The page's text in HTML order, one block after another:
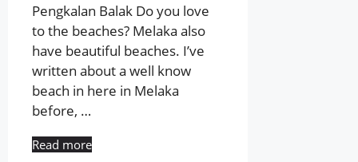
Pengkalan Balak Do you love
to the beaches? Melaka also
have beautiful beaches. I’ve
written about a well know
beach in here in Melaka
before, …
Read more